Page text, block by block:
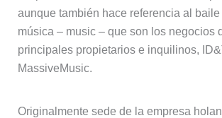
aunque también hace referencia al
música – music – que son los negocios
principales propietarios e inquilinos,
MassiveMusic.
Originalmente sede de la empresa